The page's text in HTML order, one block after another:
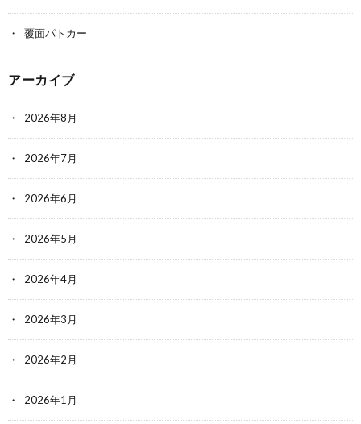
覆面パトカー
アーカイブ
2026年8月
2026年7月
2026年6月
2026年5月
2026年4月
2026年3月
2026年2月
2026年1月